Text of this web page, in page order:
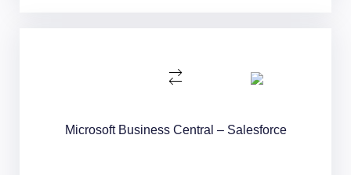
Microsoft Business Central – Salesforce